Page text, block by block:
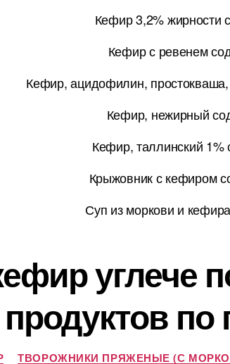
Кефир 3,2% жирности
Кефир с ревенем
Кефир, ацидофилин,
Кефир, нежирный
Кефир, таллинский 1%
Крыжовник с кефиром
Суп из моркови и
углече
продуктов
ТВОРОЖНИКИ ПРЯЖЕНЫЕ (С